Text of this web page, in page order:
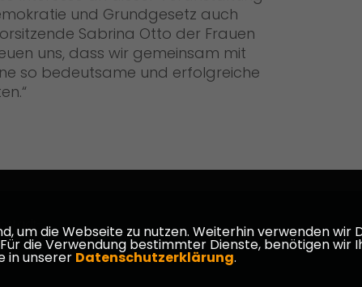
und Grundgesetz auch
Sabrina Otto der Frauen
uns, dass wir gemeinsam mit
so bedeutsame und erfolgreiche
um die Webseite zu nutzen. Weiterhin verwenden
die Verwendung bestimmter Dienste, benötigen wir
in unserer Datenschutzerklärung.